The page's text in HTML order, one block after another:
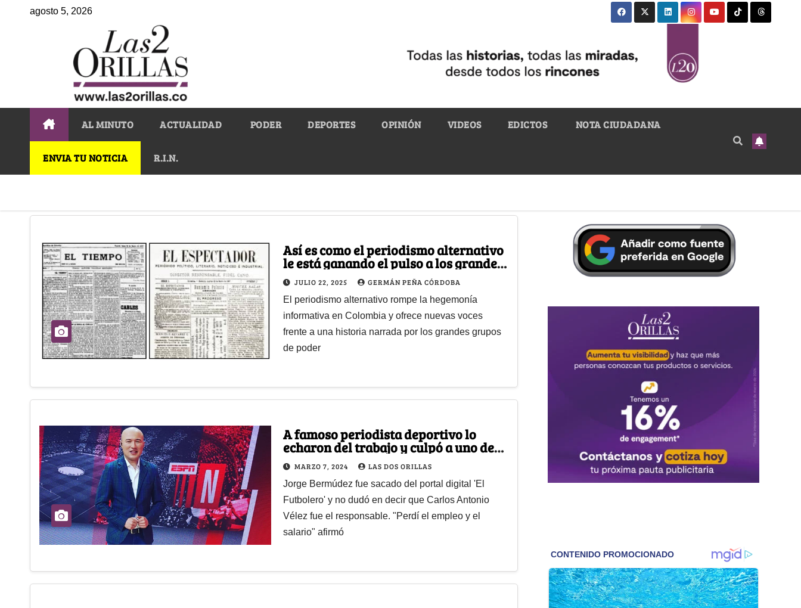
agosto 5, 2026
AL MINUTO ACTUALIDAD PODER DEPORTES OPINIÓN VIDEOS EDICTOS NOTA CIUDADANA
ENVIA TU NOTICIA R.I.N.
Así es como el periodismo alternativo
le está ganando el pulso a los grandes
de toda la vida
JULIO 22, 2025 GERMÁN PEÑA CÓRDOBA
El periodismo alternativo rompe la hegemonía
informativa en Colombia y ofrece nuevas voces
frente a una historia narrada por los grandes grupos
de poder
A famoso periodista deportivo lo
echaron del trabajo y culpó a uno de
sus colegas ¿Quién fue?
MARZO 7, 2024 LAS DOS ORILLAS
Jorge Bermúdez fue sacado del portal digital 'El
Futbolero' y no dudó en decir que Carlos Antonio
Vélez fue el responsable. "Perdí el empleo y el
salario" afirmó